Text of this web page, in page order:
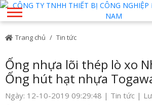
Trang chủ Tin tức
Ống nhựa lõi thép lò xo
Ống hút hạt nhựa
Ngày: 12-10-2019 09:29:48 | Tin tức |